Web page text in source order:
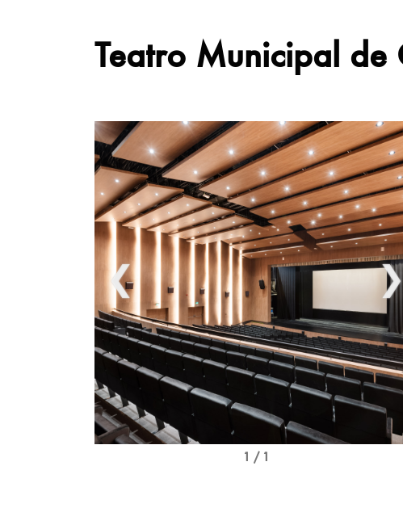
Teatro Municipal
❮
1 / 1